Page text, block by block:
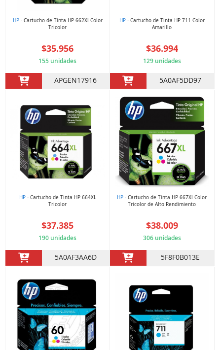
HP- Cartucho de Tinta HP 662Xl Color
Tricolor
$35.956
155 unidades
APGEN17916
HP- Cartucho de Tinta HP 711 Color
Amarillo
$36.994
129 unidades
5A0AF5DD97
HP- Cartucho de Tinta HP 664XL
Tricolor
$37.385
190 unidades
5A0AF3AA6D
HP - Cartucho de Tinta HP 667Xl Color
Tricolor de Alto Rendimiento
$38.009
306 unidades
5F8F0B013E